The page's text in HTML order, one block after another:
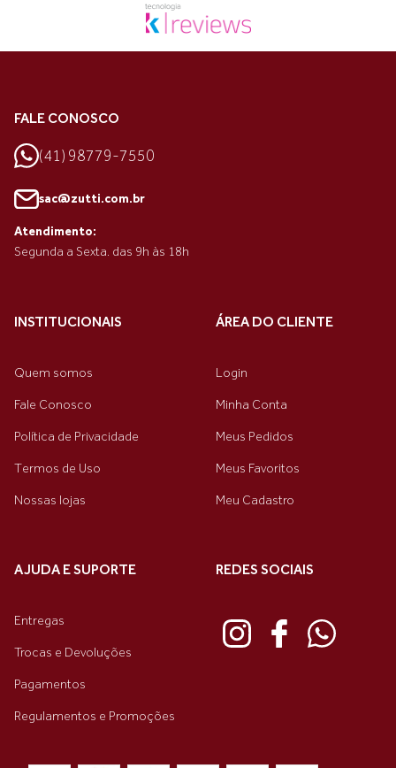
FALE CONOSCO
(41) 98779-7550
sac@zutti.com.br
Atendimento:
Segunda a Sexta. das 9h às 18h
INSTITUCIONAIS
Quem somos
Fale Conosco
Política de Privacidade
Termos de Uso
Nossas lojas
ÁREA DO CLIENTE
Login
Minha Conta
Meus Pedidos
Meus Favoritos
Meu Cadastro
AJUDA E SUPORTE
Entregas
Trocas e Devoluções
Pagamentos
Regulamentos e Promoções
REDES SOCIAIS